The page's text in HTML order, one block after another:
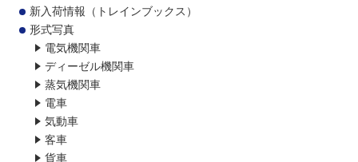
新入荷情報（トレインブックス）
形式写真
電気機関車
ディーゼル機関車
蒸気機関車
電車
気動車
客車
貨車